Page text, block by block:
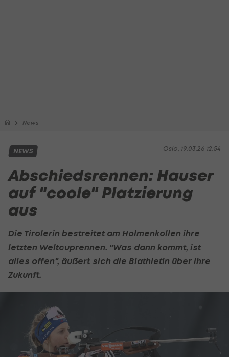
News
Oslo, 19.03.26 12:54
NEWS
Abschiedsrennen: Hauser
auf "coole" Platzierung
aus
Die Tirolerin bestreitet am Holmenkollen ihre
letzten Weltcuprennen. "Was dann kommt, ist
alles offen", äußert sich die Biathletin über ihre
Zukunft.